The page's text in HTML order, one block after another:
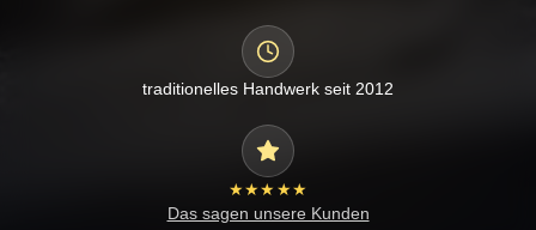
traditionelles Handwerk seit 2012
★★★★★
Das sagen unsere Kunden